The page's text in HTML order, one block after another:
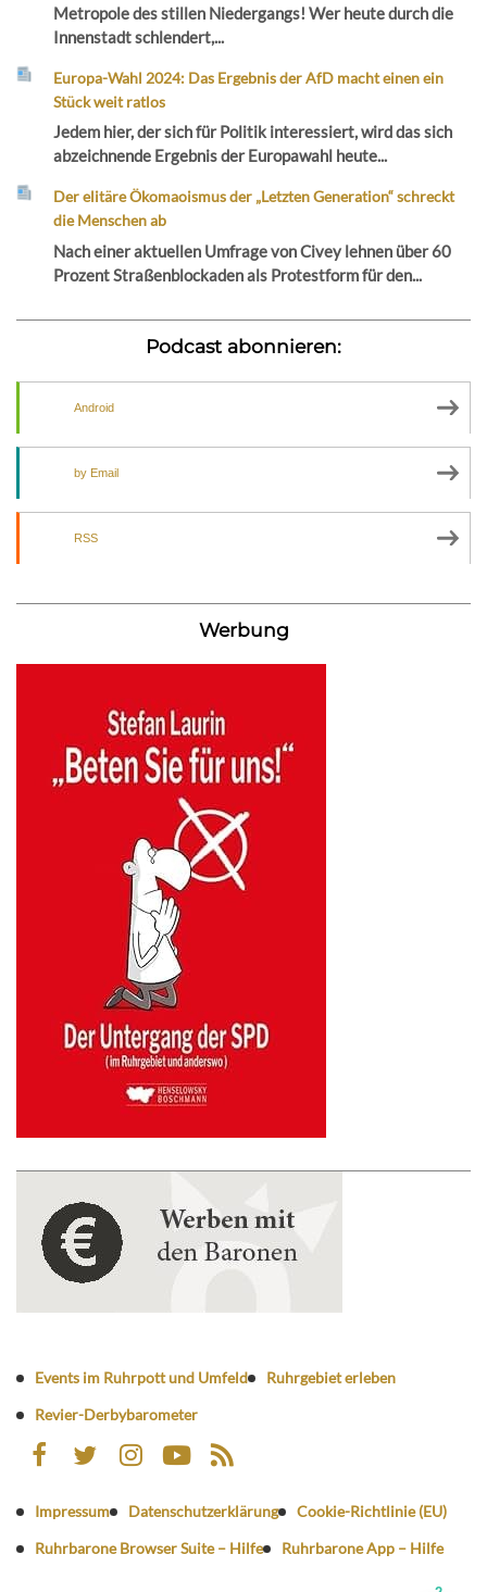
Metropole des stillen Niedergangs! Wer heute durch die
Innenstadt schlendert,...
Europa-Wahl 2024: Das Ergebnis der AfD macht einen ein
Stück weit ratlos
Jedem hier, der sich für Politik interessiert, wird das sich
abzeichnende Ergebnis der Europawahl heute...
Der elitäre Ökomaoismus der „Letzten Generation“ schreckt
die Menschen ab
Nach einer aktuellen Umfrage von Civey lehnen über 60
Prozent Straßenblockaden als Protestform für den...
Podcast abonnieren:
Android
by Email
RSS
Werbung
Events im Ruhrpott und Umfeld
Ruhrgebiet erleben
Revier-Derbybarometer
Impressum Datenschutzerklärung
Cookie-Richtlinie (EU)
Ruhrbarone Browser Suite – Hilfe
Ruhrbarone App – Hilfe